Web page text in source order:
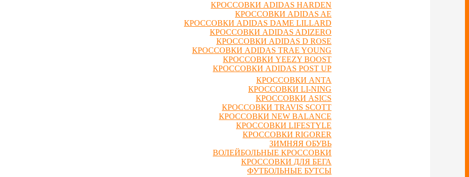
КРОССОВКИ ADIDAS HARDEN
КРОССОВКИ ADIDAS AE
КРОССОВКИ ADIDAS DAME LILLARD
КРОССОВКИ ADIDAS ADIZERO
КРОССОВКИ ADIDAS D ROSE
КРОССОВКИ ADIDAS TRAE YOUNG
КРОССОВКИ YEEZY BOOST
КРОССОВКИ ADIDAS POST UP
КРОССОВКИ ANTA
КРОССОВКИ LI-NING
КРОССОВКИ ASICS
КРОССОВКИ TRAVIS SCOTT
КРОССОВКИ NEW BALANCE
КРОССОВКИ LIFESTYLE
КРОССОВКИ RIGORER
ЗИМНЯЯ ОБУВЬ
ВОЛЕЙБОЛЬНЫЕ КРОССОВКИ
КРОССОВКИ ДЛЯ БЕГА
ФУТБОЛЬНЫЕ БУТСЫ